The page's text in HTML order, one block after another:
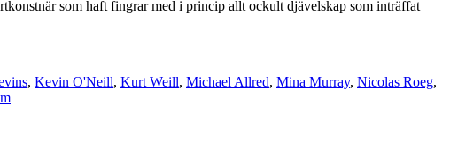
som haft fingrar med i princip allt ockult djävelskap som inträffat
, Kevin O'Neill, Kurt Weill, Michael Allred, Mina Murray, Nicolas Roeg,